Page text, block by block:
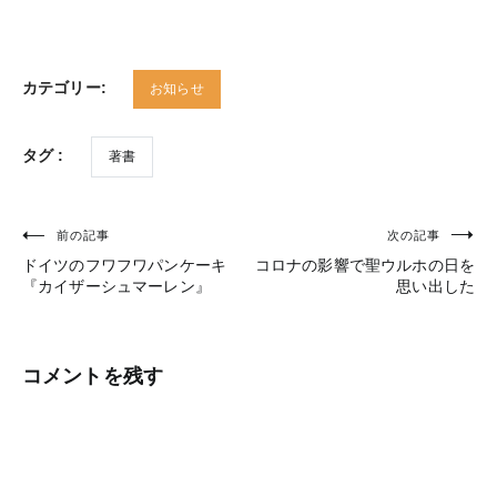
カテゴリー: お知らせ
タグ : 著書
投
稿
ゲ
前の記事
ドイツのフワフワパンケーキ
『カイザーシュマーレン』
次の記事
コロナの影響で聖ウルホの日を
思い出した
コメントを残す